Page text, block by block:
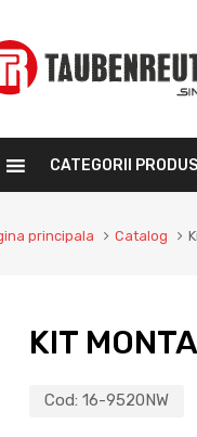
CATEGORII
principala Catalog
KIT
Cod: 16-9520NW